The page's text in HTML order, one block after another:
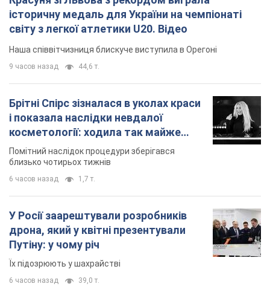
історичну медаль для України на чемпіонаті
світу з легкої атлетики U20. Відео
Наша співвітчизниця блискуче виступила в Орегоні
9 часов назад 44,6 т.
Брітні Спірс зізналася в уколах краси
і показала наслідки невдалої
косметології: ходила так майже
місяць
Помітний наслідок процедури зберігався
близько чотирьох тижнів
6 часов назад 1,7 т.
У Росії заарештували розробників
дрона, який у квітні презентували
Путіну: у чому річ
Їх підозрюють у шахрайстві
6 часов назад 39,0 т.